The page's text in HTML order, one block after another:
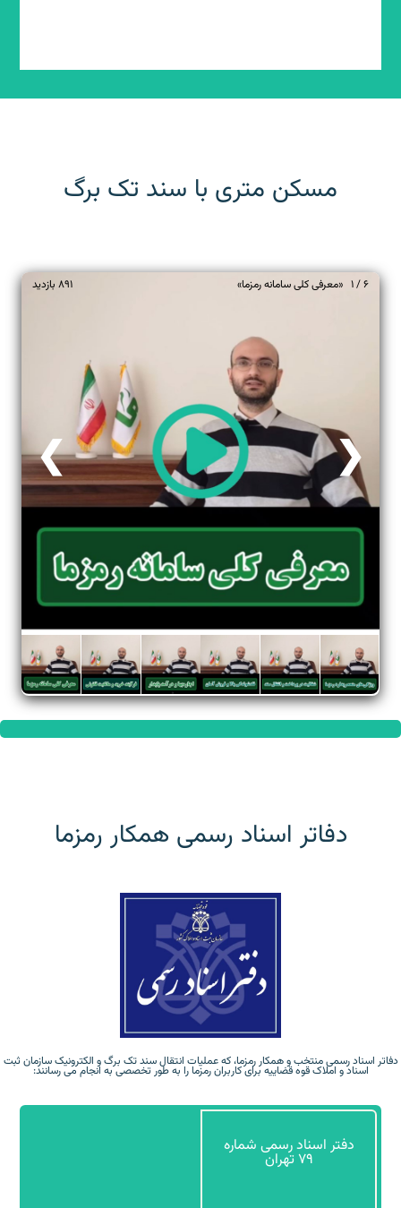
مسکن متری با سند تک برگ
6 / 1 «معرفی کلی سامانه رمزما» 891 بازدید
❯ ❮
دفاتر اسناد رسمی همکار رمزما
دفاتر اسناد رسمی منتخب و همکار رمزما، که عملیات انتقال سند تک برگ و الکترونیک سازمان ثبت
اسناد و املاک قوه قضاییه برای کاربران رمزما را به طور تخصصی به انجام می رسانند:
دفتر اسناد رسمی شماره
204 فردیس